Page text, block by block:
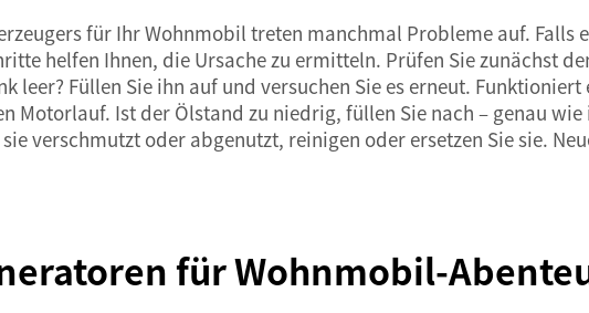
für Ihr Wohnmobil treten manchmal Probleme auf.
helfen Ihnen, die Ursache zu ermitteln. Prüfen Sie zunächst
leer? Füllen Sie ihn auf und versuchen Sie es erneut.
Motorlauf. Ist der Ölstand zu niedrig, füllen Sie nach – genau
verschmutzt oder abgenutzt, reinigen oder ersetzen Sie sie.
für Wohnmobil-